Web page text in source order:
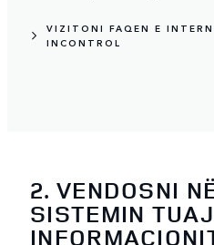
VIZITONI FAQEN E
INCONTROL
2. VENDOSNI
SISTEMIN